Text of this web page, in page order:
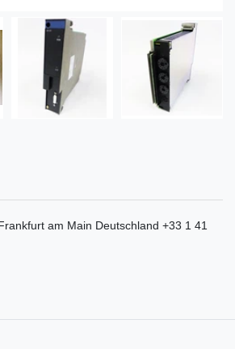
am Main Deutschland +33 1 41